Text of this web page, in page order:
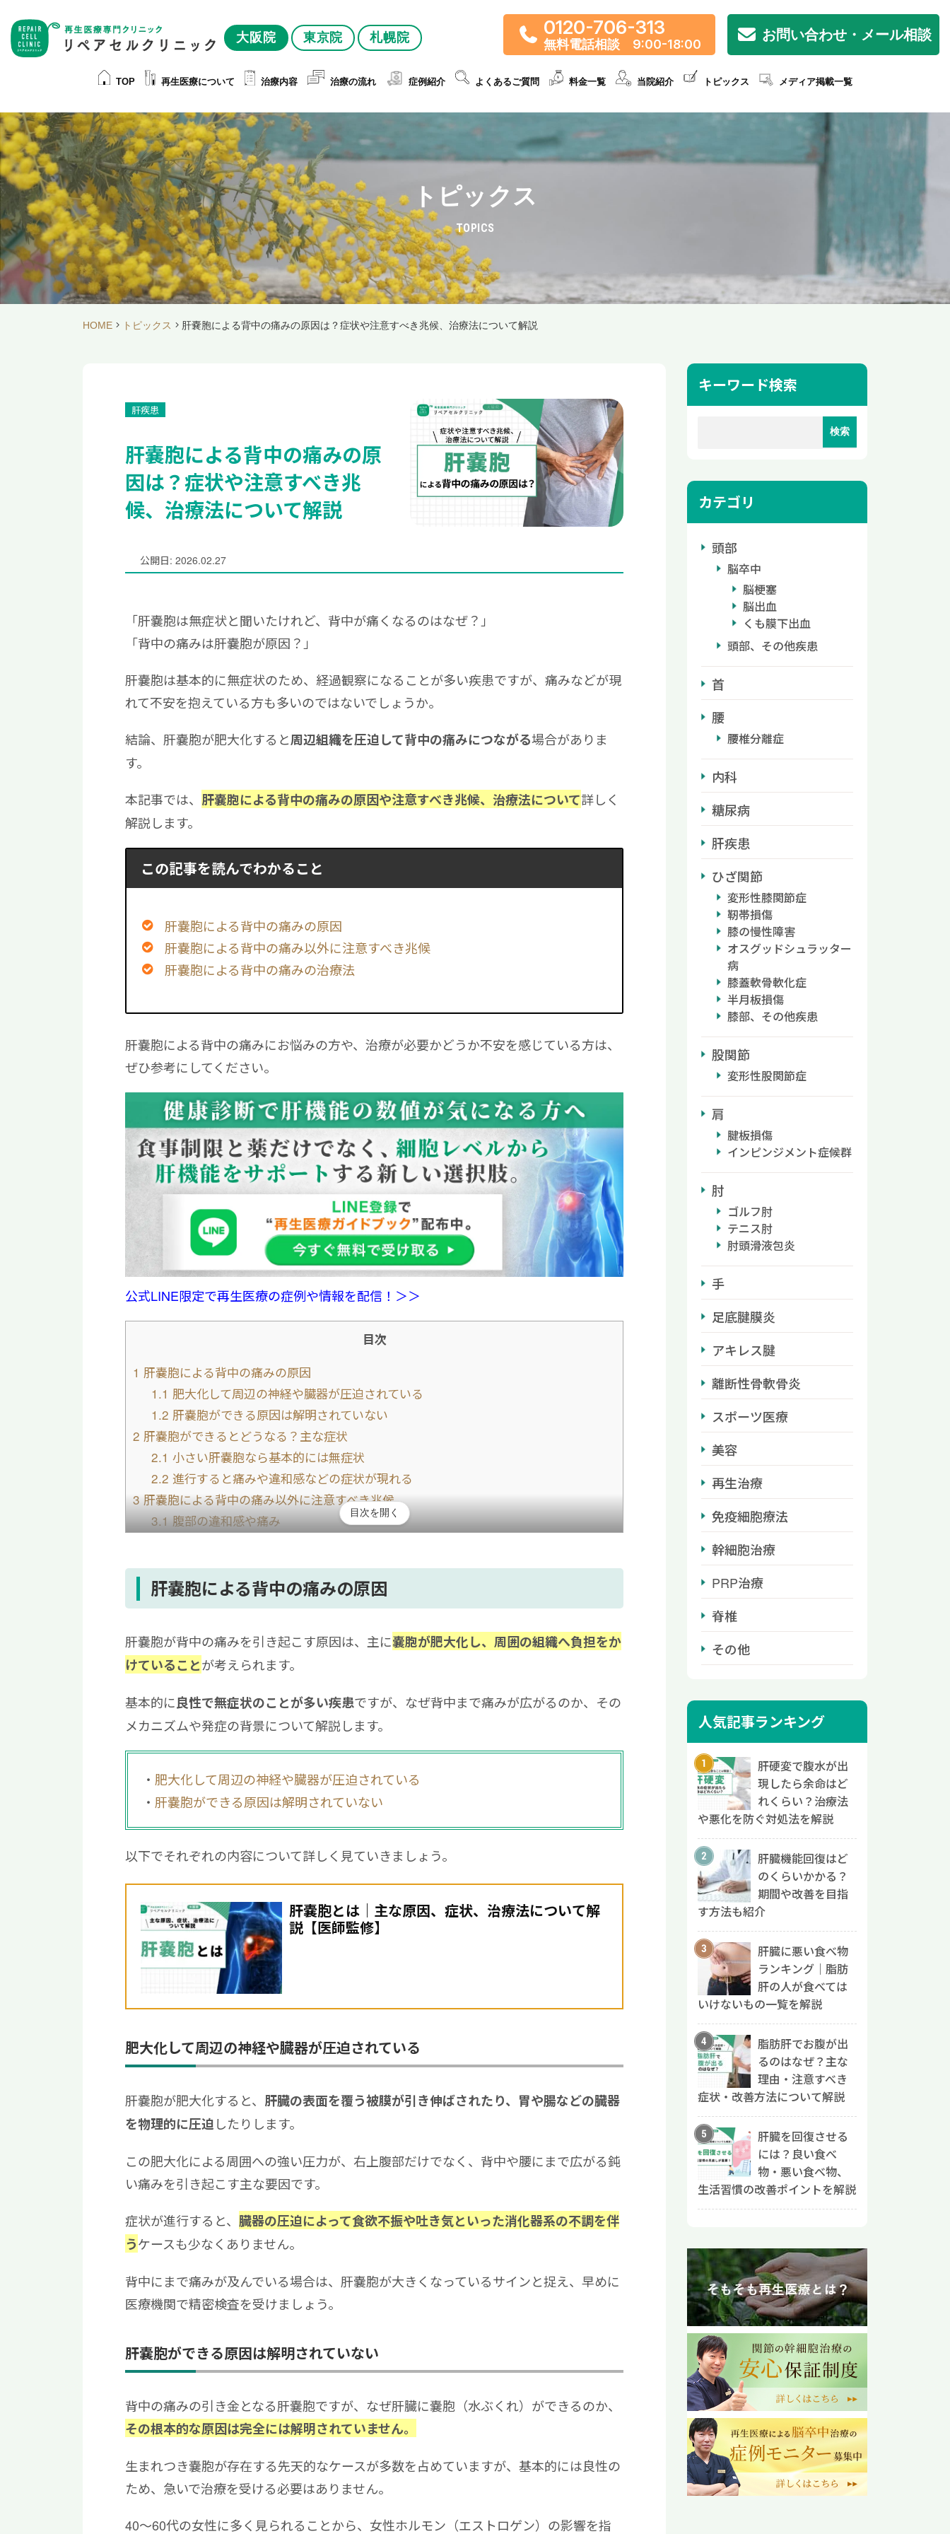
大阪院 東京院 札幌院 0120-706-313
無料電話相談 9:00-18:00
お問い合わせ・メール相談
TOP 再生医療について 治療内容 治療の流れ 症例紹介 よくあるご質問 料金一覧 当院紹介 トピックス メディア掲載一覧
トピックス
TOPICS
HOME トピックス 肝嚢胞による背中の痛みの原因は？症状や注意すべき兆候、治療法について解説
肝疾患
肝嚢胞による背中の痛みの原
因は？症状や注意すべき兆
候、治療法について解説
公開日: 2026.02.27
「肝嚢胞は無症状と聞いたけれど、背中が痛くなるのはなぜ？」
「背中の痛みは肝嚢胞が原因？」
肝嚢胞は基本的に無症状のため、経過観察になることが多い疾患ですが、痛みなどが現
れて不安を抱えている方も多いのではないでしょうか。
結論、肝嚢胞が肥大化すると周辺組織を圧迫して背中の痛みにつながる場合がありま
す。
本記事では、 肝嚢胞による背中の痛みの原因や注意すべき兆候、治療法について詳しく
解説します。
この記事を読んでわかること
肝嚢胞による背中の痛みの原因
肝嚢胞による背中の痛み以外に注意すべき兆候
肝嚢胞による背中の痛みの治療法
肝嚢胞による背中の痛みにお悩みの方や、治療が必要かどうか不安を感じている方は、
ぜひ参考にしてください。
公式LINE限定で再生医療の症例や情報を配信！＞＞
目次
1 肝嚢胞による背中の痛みの原因
1.1 肥大化して周辺の神経や臓器が圧迫されている
1.2 肝嚢胞ができる原因は解明されていない
2 肝嚢胞ができるとどうなる？主な症状
2.1 小さい肝嚢胞なら基本的には無症状
2.2 進行すると痛みや違和感などの症状が現れる
3肝嚢胞による背中の痛み以外に注意すべき兆候
3.1腹部の違和感や痛み
肝嚢胞による背中の痛みを治すには？具体的な治療法
4.1穿刺吸引・硬化療法
5肝嚢胞による背中の痛みに関するよくある質問
5.1肝臓が悪くなると背中のどこが痛くなる？
5.3肝嚢胞になったら気をつけることは？
6肝嚢胞による背中の痛みには穿刺吸引や手術によって改善が期待できる
目次を開く
肝嚢胞による背中の痛みの原因
肝嚢胞が背中の痛みを引き起こす原因は、主に嚢胞が肥大化し、周囲の組織へ負担をか
けていることが考えられます。
基本的に良性で無症状のことが多い疾患ですが、なぜ背中まで痛みが広がるのか、その
メカニズムや発症の背景について解説します。
肥大化して周辺の神経や臓器が圧迫されている
肝嚢胞ができる原因は解明されていない
以下でそれぞれの内容について詳しく見ていきましょう。
肝嚢胞とは｜主な原因、症状、治療法について解
説【医師監修】
肥大化して周辺の神経や臓器が圧迫されている
肝嚢胞が肥大化すると、 肝臓の表面を覆う被膜が引き伸ばされたり、胃や腸などの臓器
を物理的に圧迫したりします。
この肥大化による周囲への強い圧力が、右上腹部だけでなく、背中や腰にまで広がる鈍
い痛みを引き起こす主な要因です。
症状が進行すると、 臓器の圧迫によって食欲不振や吐き気といった消化器系の不調を伴
うケースも少なくありません。
背中にまで痛みが及んでいる場合は、肝嚢胞が大きくなっているサインと捉え、早めに
医療機関で精密検査を受けましょう。
肝嚢胞ができる原因は解明されていない
背中の痛みの引き金となる肝嚢胞ですが、なぜ肝臓に嚢胞（水ぶくれ）ができるのか、
その根本的な原因は完全には解明されていません。
生まれつき嚢胞が存在する先天的なケースが多数を占めていますが、基本的には良性の
ため、急いで治療を受ける必要はありません。
40〜60代の女性に多く見られることから、女性ホルモン（エストロゲン）の影響を指
キーワード検索
カテゴリ
頭部
脳卒中
脳梗塞
脳出血
くも膜下出血
頭部、その他疾患
首
腰
腰椎分離症
内科
糖尿病
肝疾患
ひざ関節
変形性膝関節症
靭帯損傷
膝の慢性障害
オスグッドシュラッター
病
膝蓋軟骨軟化症
半月板損傷
膝部、その他疾患
股関節
変形性股関節症
肩
腱板損傷
インピンジメント症候群
肘
ゴルフ肘
テニス肘
肘頭滑液包炎
手
足底腱膜炎
アキレス腱
離断性骨軟骨炎
スポーツ医療
美容
再生治療
免疫細胞療法
幹細胞治療
PRP治療
脊椎
その他
人気記事ランキング
肝硬変で腹水が出
現したら余命はど
れくらい？治療法
や悪化を防ぐ対処法を解説
肝臓機能回復はど
のくらいかかる？
期間や改善を目指
す方法も紹介
肝臓に悪い食べ物
ランキング｜脂肪
肝の人が食べては
いけないもの一覧を解説
脂肪肝でお腹が出
るのはなぜ？主な
理由・注意すべき
症状・改善方法について解説
肝臓を回復させる
には？良い食べ
物・悪い食べ物、
生活習慣の改善ポイントを解説